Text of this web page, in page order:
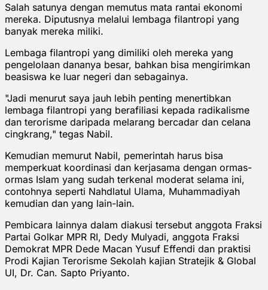
Salah satunya dengan memutus mata rantai ekonomi
mereka. Diputusnya melalui lembaga filantropi yang
banyak mereka miliki.
Lembaga filantropi yang dimiliki oleh mereka yang
pengelolaan dananya besar, bahkan bisa mengirimkan
beasiswa ke luar negeri dan sebagainya.
"Jadi menurut saya jauh lebih penting menertibkan
lembaga filantropi yang berafiliasi kepada radikalisme
dan terorisme daripada melarang bercadar dan celana
cingkrang," tegas Nabil.
Kemudian memurut Nabil, pemerintah harus bisa
memperkuat koordinasi dan kerjasama dengan ormas-
ormas Islam yang sudah terkenal moderat selama ini,
contohnya seperti Nahdlatul Ulama, Muhammadiyah
kemudian dan yang lain-lain.
Pembicara lainnya dalam diakusi tersebut anggota Fraksi
Partai Golkar MPR RI, Dedy Mulyadi, anggota Fraksi
Demokrat MPR Dede Macan Yusuf Effendi dan praktisi
Prodi Kajian Terorisme Sekolah kajian Stratejik & Global
UI, Dr. Can. Sapto Priyanto.